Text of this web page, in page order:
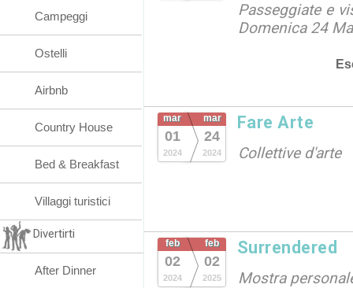
Passeggiate e
Domenica 24
mar
01
2024
mar
24
2024
Fare Arte
Collettive d'arte
feb
02
2024
feb
02
2025
Surrendered
Mostra
Campeggi
Ostelli
Airbnb
Country House
Bed & Breakfast
Villaggi turistici
Divertirti
After Dinner